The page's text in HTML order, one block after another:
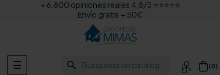
+ 6.800 opiniones reales 4,8/5 ⭐⭐⭐⭐⭐
Envío gratis + 50€
search  (0)
Navegación
☰